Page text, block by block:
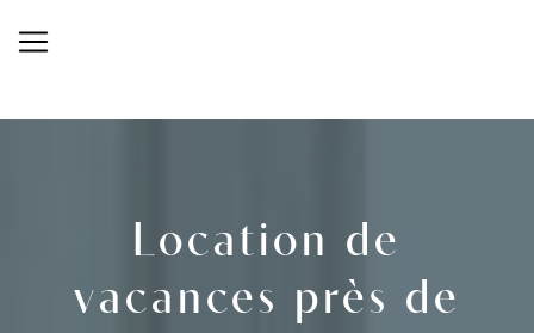
Location de
vacances près de